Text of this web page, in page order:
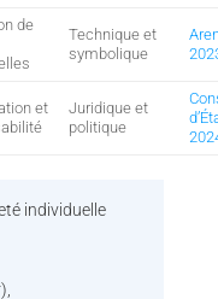
de
Technique et
symbolique
et
Juridique et
politique
individuelle